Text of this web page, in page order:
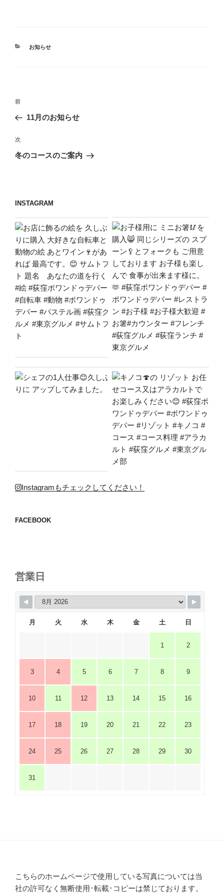
カ
お知らせ
投
ナ
ビ
ゲ
ン
前
の
稿
前
11月のお知らせ
次
の
次
冬のコースのご案内
INSTAGRAM
Instagramもチェックしてください！
FACEBOOK
営業日
月 火 水 木 金 土 日
1 2
3 4 5 6 7 8 9
10 11 12 13 14 15 16
17 18 19 20 21 22 23
24 25 26 27 28 29 30
31
こちらのホームページで使用している写真については当
社の許可なく無断使用･転載･コピーは禁じております。